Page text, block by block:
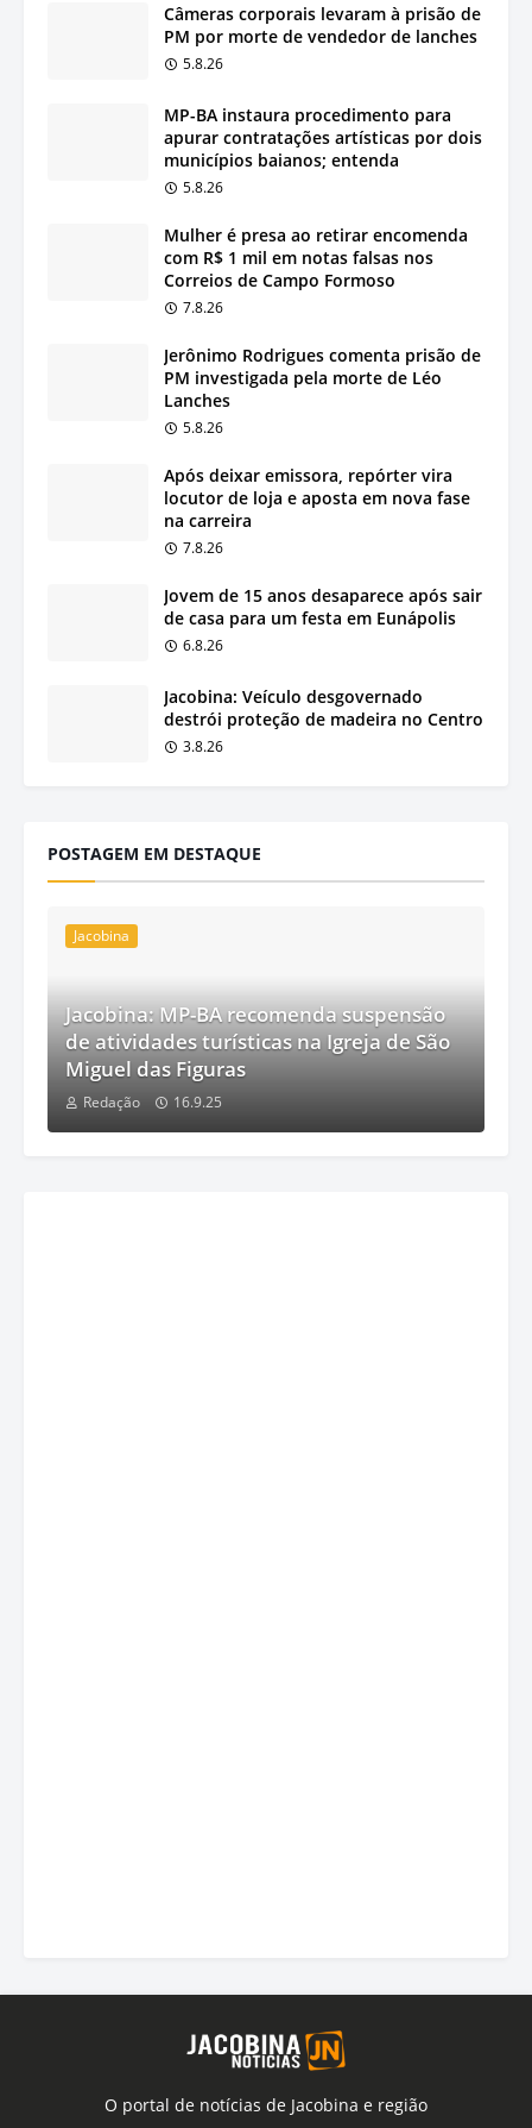
Câmeras corporais levaram à prisão de
PM por morte de vendedor de lanches
5.8.26
MP-BA instaura procedimento para
apurar contratações artísticas por dois
municípios baianos; entenda
5.8.26
Mulher é presa ao retirar encomenda
com R$ 1 mil em notas falsas nos
Correios de Campo Formoso
7.8.26
Jerônimo Rodrigues comenta prisão de
PM investigada pela morte de Léo
Lanches
5.8.26
Após deixar emissora, repórter vira
locutor de loja e aposta em nova fase
na carreira
7.8.26
Jovem de 15 anos desaparece após sair
de casa para um festa em Eunápolis
6.8.26
Jacobina: Veículo desgovernado
destrói proteção de madeira no Centro
3.8.26
POSTAGEM EM DESTAQUE
Jacobina
Jacobina: MP-BA recomenda suspensão
de atividades turísticas na Igreja de São
Miguel das Figuras
Redação 16.9.25
O portal de notícias de Jacobina e região